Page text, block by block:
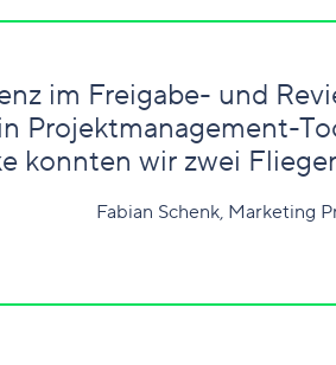
im Freigabe- und
Projektmanagement-
konnten wir zwei
Fabian Schenk, Marketing